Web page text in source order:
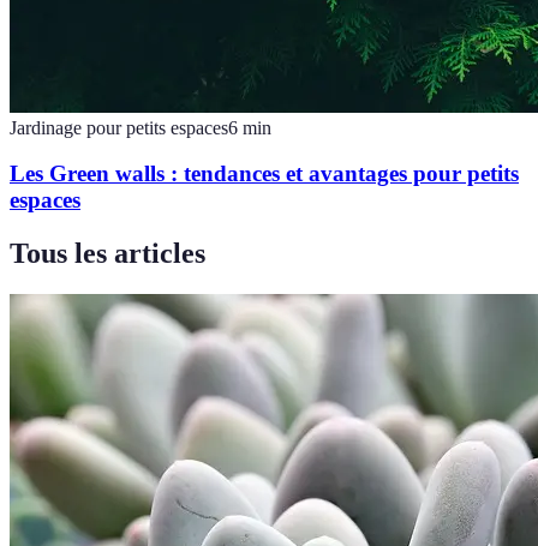
Jardinage pour petits espaces6 min
Les Green walls : tendances et avantages pour petits
espaces
Tous les articles